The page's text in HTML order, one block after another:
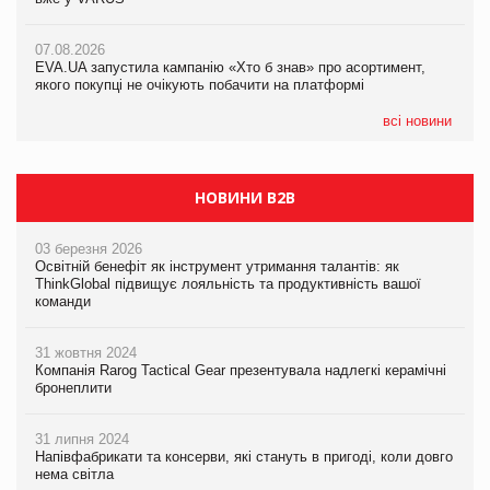
07.08.2026
EVA.UA запустила кампанію «Хто б знав» про асортимент,
якого покупці не очікують побачити на платформі
всі новини
05.08.2026
Мережа супермаркетів VARUS купує мережу магазинів
НОВИНИ B2B
03 березня 2026
Освітній бенефіт як інструмент утримання талантів: як
ThinkGlobal підвищує лояльність та продуктивність вашої
команди
31 жовтня 2024
Компанія Rarog Tactical Gear презентувала надлегкі керамічні
бронеплити
31 липня 2024
Напівфабрикати та консерви, які стануть в пригоді, коли довго
нема світла